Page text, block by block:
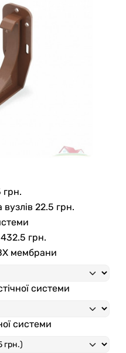
грн.
22.5 грн.
432.5 грн.
мембрани
системи
системи